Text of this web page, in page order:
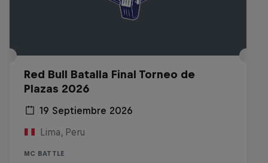
Red Bull Batalla Final Torneo de
Plazas 2026
19 Septiembre 2026
Lima, Peru
MC BATTLE